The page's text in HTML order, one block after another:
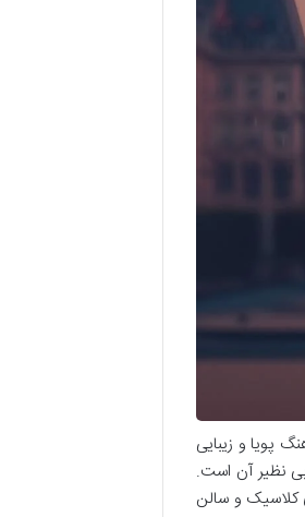
پویا و زیبایی
نظیر آن است.
کلاسیک و سالن